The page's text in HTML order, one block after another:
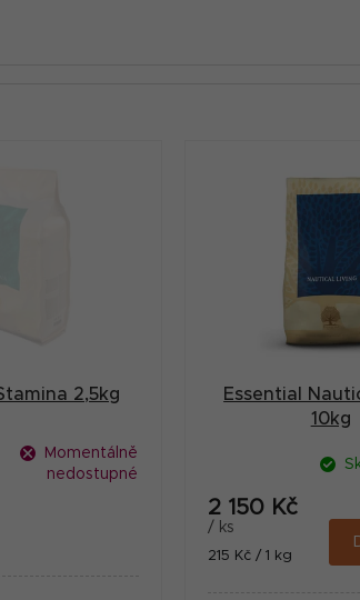
2,5kg
Momentálně
nedostupné
Essential
10kg
2 150 Kč
/ ks
Měrná
215 Kč / 1 kg